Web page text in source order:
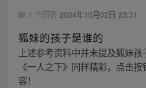
1 个回答 2024年10月02日 23:31
狐妹的孩子是谁的
上述参考资料中并未提及狐妹
《一人之下》同样精彩，点击
容！